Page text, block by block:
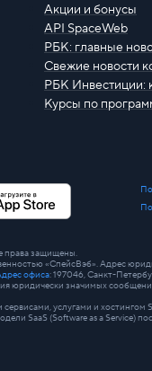
Акции и бонусы
API SpaceWeb
РБК: главные
Свежие новости
РБК Инвестиции:
Курсы по
защищены.
«СпейсВэб». Адрес
офиса: 197046, Санкт-
юридически значимых
услугами и хостингом
SaaS (Software as a Service)